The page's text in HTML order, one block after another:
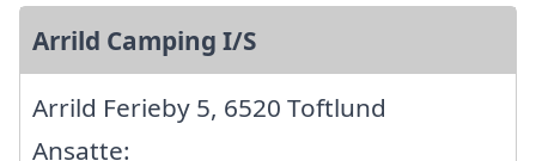
Arrild Camping I/S
Arrild Ferieby 5, 6520 Toftlund
Ansatte: